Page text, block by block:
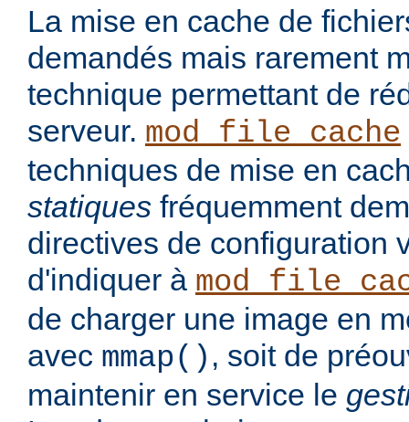
La mise en cache de
demandés mais rarement
technique permettant de
serveur. mod_file_cache
techniques de mise en
statiques fréquemment
directives de configuration
d'indiquer à
de charger une image en
avec mmap() , soit de
maintenir en service le